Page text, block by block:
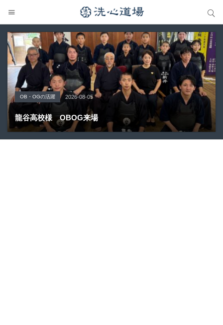
OB・OGの活躍 2026-08-05
龍谷高校様 OBOG来場
Topics 2026-08-05
広島県青春英龍館道場来場
大会の結果 2026-07-31
愛知県の星城高校へ出稽古
大会の結果 2026-07-25
第80回愛知県中学校総合体育大会・地区予選
大会の結果 2026-07-22
第136回愛知県剣道道場連盟研修会トーナメント戦
サイト内検索